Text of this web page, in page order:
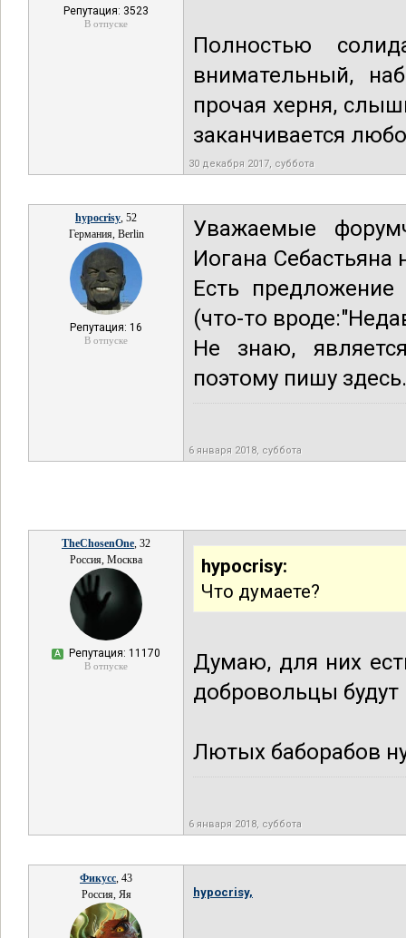
Репутация: 3523
В отпуске
Полностью
внимательный,
прочая херня,
заканчивается
30 декабря 2017, суббота
hypocrisy, 52
Германия, Berlin
Репутация: 16
В отпуске
Уважаемые
Иогана
Есть предложение
(что-то
Не знаю,
поэтому пишу
6 января 2018, суббота
TheChosenOne, 32
Россия, Москва
А Репутация: 11170
В отпуске
hypocrisy:
Что думаете?
Думаю, для них
добровольцы
Лютых баборабов
6 января 2018, суббота
Фикусс, 43
Россия, Яя
hypocrisy,